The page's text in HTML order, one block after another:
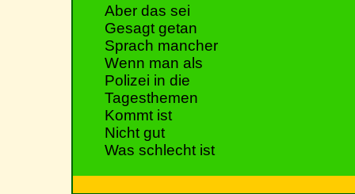
Aber das sei
Gesagt getan
Sprach mancher
Wenn man als
Polizei in die
Tagesthemen
Kommt ist
Nicht gut
Was schlecht ist